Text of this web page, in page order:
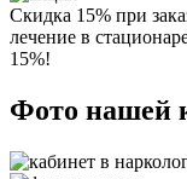
Скидка 15% при
лечение в
15%!
Фото нашей